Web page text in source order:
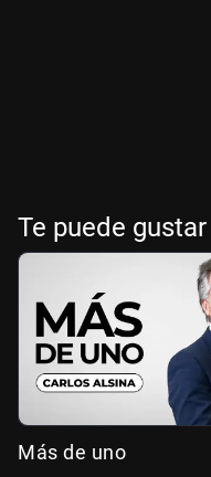
Te puede gustar
Más de uno